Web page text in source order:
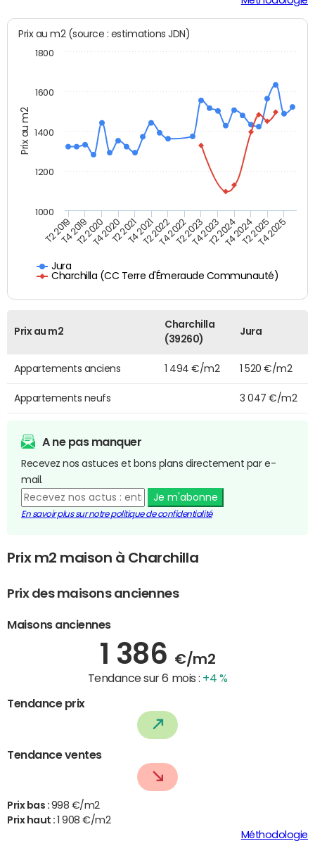
Prix au m2
Prix au m2 (source : estimations JDN)
Jura
Charchilla (CC Terre d'Émeraude Communauté)
T2 2019T4 2019T2 2020T4 2020T2 2021T4 2021T2 2022T4 2022T2 2023T4 2023T2 2024T4 2024T2 2025T4 2025
1000
1200
1400
1600
1800
Prix au m2
Charchilla
(39260)
Jura
Appartements anciens 1 494 €/m2 1 520 €/m2
Appartements neufs 3 047 €/m2
A ne pas manquer
Recevez nos astuces et bons plans directement par e-
mail.
Je m'abonne
En savoir plus sur notre politique de confidentialité
Prix m2 maison à Charchilla
Prix des maisons anciennes
Maisons anciennes
1 386 €/m2
Tendance sur 6 mois : +4 %
Tendance prix
Tendance ventes
Prix bas : 998 €/m2
Prix haut :
1 908 €/m2
Méthodologie